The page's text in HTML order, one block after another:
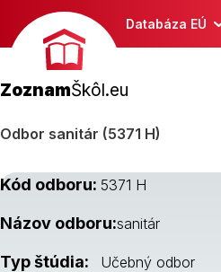
Databáza EÚ
ZoznamŠkôl.eu
Odbor sanitár (5371 H)
Kód odboru: 5371 H
Názov odboru:sanitár
Typ štúdia: Učebný odbor